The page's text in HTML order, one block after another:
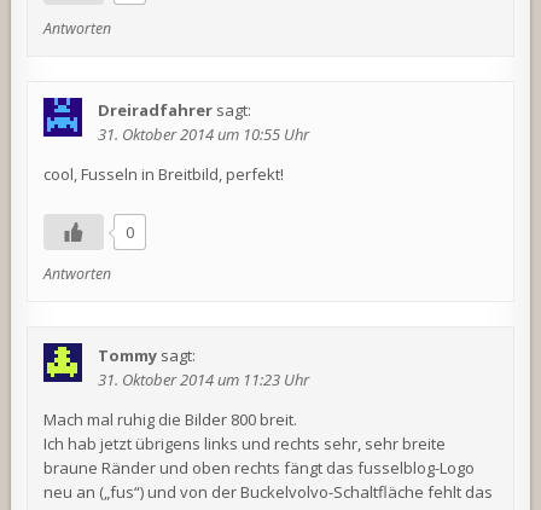
Antworten
Dreiradfahrer sagt:
31. Oktober 2014 um 10:55 Uhr
cool, Fusseln in Breitbild, perfekt!
0
Antworten
Tommy sagt:
31. Oktober 2014 um 11:23 Uhr
Mach mal ruhig die Bilder 800 breit.
Ich hab jetzt übrigens links und rechts sehr, sehr breite
braune Ränder und oben rechts fängt das fusselblog-Logo
neu an („fus“) und von der Buckelvolvo-Schaltfläche fehlt das